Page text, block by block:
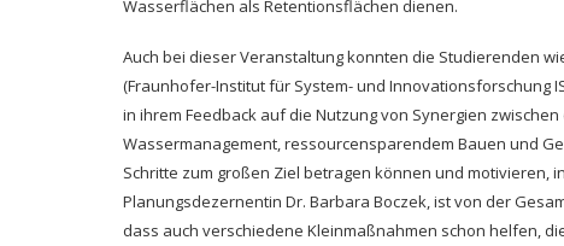
Wasserflächen als Retentionsflächen dienen.
Auch bei dieser Veranstaltung konnten die Studierenden
(Fraunhofer-Institut für System- und Innovationsforschung
in ihrem Feedback auf die Nutzung von Synergien
Wassermanagement, ressourcensparendem Bauen und
Schritte zum großen Ziel betragen können und motivieren,
Planungsdezernentin Dr. Barbara Boczek, ist von der
dass auch verschiedene Kleinmaßnahmen schon helfen,